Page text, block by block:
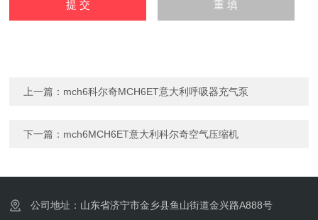
上一篇： mch6科尔奇MCH6ET意大利呼吸器充气泵
下一篇： mch6MCH6ET意大利科尔奇空气压缩机
公司地址：山东省济宁市金乡县鱼山街道金兴路A888号